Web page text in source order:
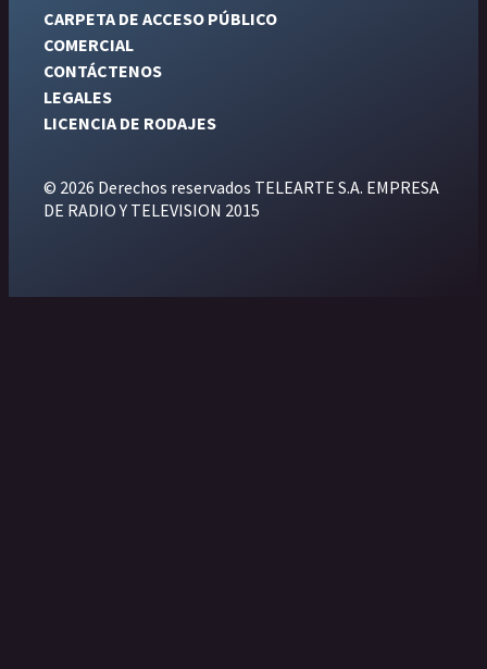
CARPETA DE ACCESO PÚBLICO
COMERCIAL
CONTÁCTENOS
LEGALES
LICENCIA DE RODAJES
© 2026 Derechos reservados TELEARTE S.A. EMPRESA
DE RADIO Y TELEVISION 2015